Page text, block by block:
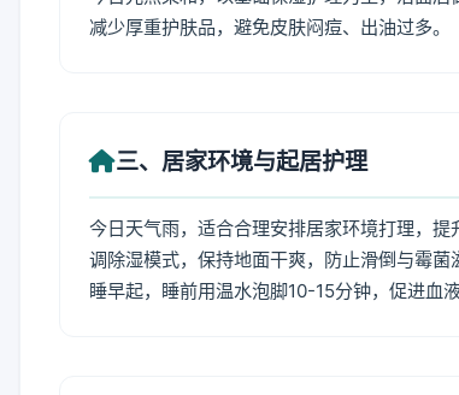
减少厚重护肤品，避免皮肤闷痘、出油过多。
三、居家环境与起居护理
今日天气雨，适合合理安排居家环境打理，
调除湿模式，保持地面干爽，防止滑倒与霉
睡早起，睡前用温水泡脚10-15分钟，促进血